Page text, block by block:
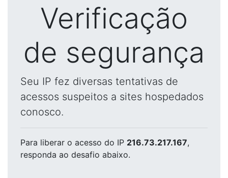
Verificação
de segurança
Seu IP fez diversas tentativas de
acessos suspeitos a sites hospedados
conosco.
Para liberar o acesso do IP 216.73.217.167,
responda ao desafio abaixo.